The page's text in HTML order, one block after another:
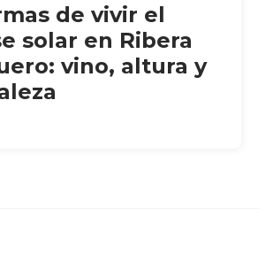
de vivir el
solar en Ribera
vino, altura y